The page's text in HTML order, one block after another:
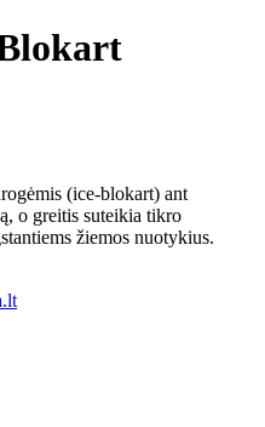
(ice-blokart) ant
o greitis suteikia tikro
žiemos nuotykius.